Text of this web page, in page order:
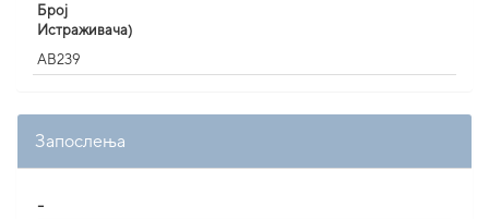
Број
Истраживача)
AB239
Запослења